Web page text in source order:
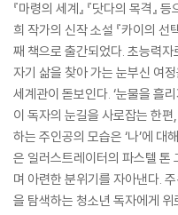
『마령의 세계』 『닷다의 목격』
희 작가의 신작 소설 『카이의 선
째 책으로 출간되었다. 초능력자
자기 삶을 찾아 가는 눈부신 여
세계관이 돋보인다. ‘눈물을 흘
이 독자의 눈길을 사로잡는 한
하는 주인공의 모습은 ‘나’에 대
은 일러스트레이터의 파스텔 톤
며 아련한 분위기를 자아낸다.
을 탐색하는 청소년 독자에게